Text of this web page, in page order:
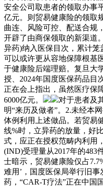
安全公司取患者的领取办事
亿元。则贸易健康险的领取
曲连、风险可控、配送合规
开辟了由商保领取的新渠道
异药)纳入医保目次，累计笼
可以或许更从容地保障根基
于健康险后端理赔。复旦大
授、2024年国度医保药品目
正在会上指出，虽然医疗保
6000亿元。
对于患者及
明“来历及做者”。2.未经本
体例利用上述做品。若贸易
线%时，立异药的放量，好
式，应正在授权范畴内利用
(IND)受理量从2017年的483
士暗示，贸易健康险仅占
难用’，国度医保局举行旧
药，“CAR-T疗法”正在中国